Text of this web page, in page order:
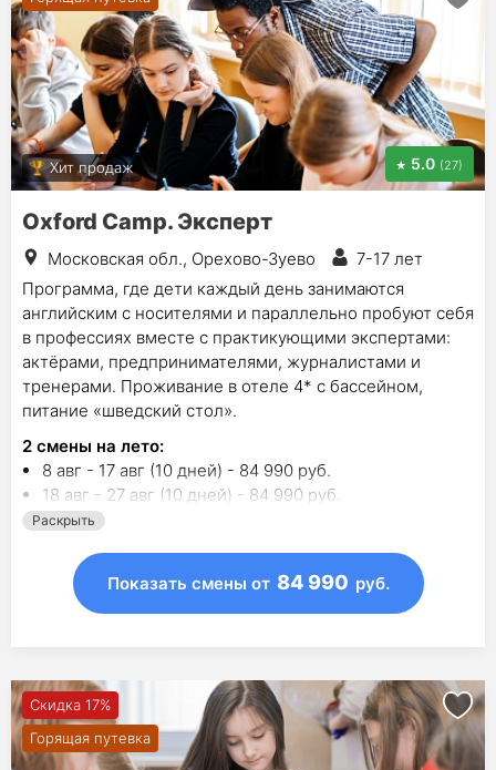
Хит продаж 5.0 (27)
Oxford Camp. Эксперт
Московская обл., Орехово-Зуево
7-17 лет
Программа, где дети каждый день занимаются
английским с носителями и параллельно пробуют себя
в профессиях вместе с практикующими экспертами:
актёрами, предпринимателями, журналистами и
тренерами. Проживание в отеле 4* с бассейном,
питание «шведский стол».
2 смены на лето:
8 авг - 17 авг (10 дней) - 84 990 руб.
18 авг - 27 авг (10 дней) - 84 990 руб.
Раскрыть
Показать смены от 84 990 руб.
Скидка 17%
Горящая путевка